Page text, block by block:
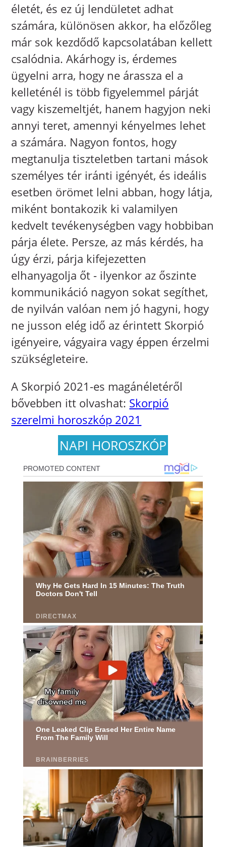
életét, és ez új lendületet adhat
számára, különösen akkor, ha előzőleg
már sok kezdődő kapcsolatában kellett
csalódnia. Akárhogy is, érdemes
ügyelni arra, hogy ne árassza el a
kelleténél is több figyelemmel párját
vagy kiszemeltjét, hanem hagyjon neki
annyi teret, amennyi kényelmes lehet
a számára. Nagyon fontos, hogy
megtanulja tiszteletben tartani mások
személyes tér iránti igényét, és ideális
esetben örömet lelni abban, hogy látja,
miként bontakozik ki valamilyen
kedvelt tevékenységben vagy hobbiban
párja élete. Persze, az más kérdés, ha
úgy érzi, párja kifejezetten
elhanyagolja őt - ilyenkor az őszinte
kommunikáció nagyon sokat segíthet,
de nyilván valóan nem jó hagyni, hogy
ne jusson elég idő az érintett Skorpió
igényeire, vágyaira vagy éppen érzelmi
szükségleteire.
A Skorpió 2021-es magánéletéről
bővebben itt olvashat: Skorpió
szerelmi horoszkóp 2021
NAPI HOROSZKÓP